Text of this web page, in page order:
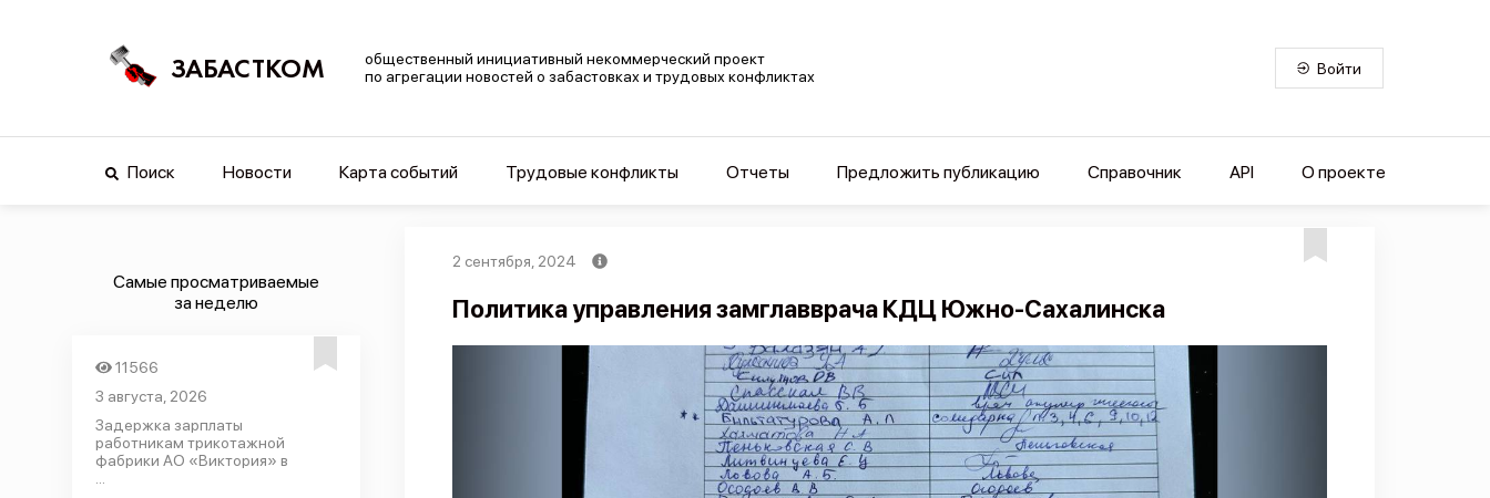
ЗАБАСТКОМ
общественный инициативный некоммерческий проект
по агрегации новостей о забастовках и трудовых конфликтах
Войти
Поиск Новости Карта событий Трудовые конфликты Отчеты Предложить публикацию Справочник API О проекте
Самые просматриваемые
за неделю
11566
3 августа, 2026
Задержка зарплаты
работникам трикотажной
фабрики АО «Виктория» в
2 сентября, 2024
Политика управления замглавврача КДЦ Южно-Сахалинска